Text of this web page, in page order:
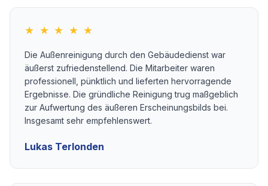
★ ★ ★ ★ ★
Die Außenreinigung durch den Gebäudedienst war
äußerst zufriedenstellend. Die Mitarbeiter waren
professionell, pünktlich und lieferten hervorragende
Ergebnisse. Die gründliche Reinigung trug maßgeblich
zur Aufwertung des äußeren Erscheinungsbilds bei.
Insgesamt sehr empfehlenswert.
Lukas Terlonden